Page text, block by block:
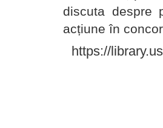
discuta despre
acțiune în
https://